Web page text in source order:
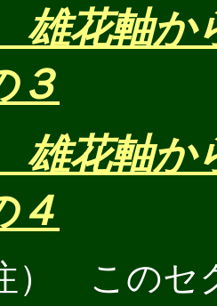
雄花軸か
３
雄花軸か
４
） このセ